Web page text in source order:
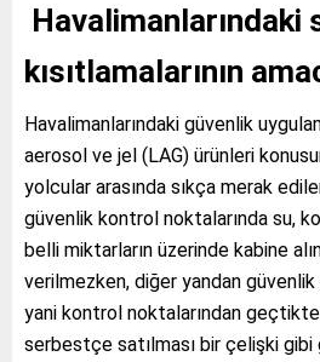
Havalimanlarındaki
kısıtlamalarının
Havalimanlarındaki güvenlik
aerosol ve jel (LAG) ürünleri
yolcular arasında sıkça merak
güvenlik kontrol noktalarında su,
belli miktarların üzerinde kabine
verilmezken, diğer yandan
yani kontrol noktalarından
serbestçe satılması bir çelişki gibi